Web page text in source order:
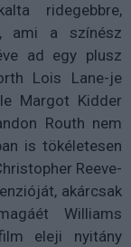
ridegebbre,
ami a színész
ad egy plusz
Lois Lane-je
Margot Kidder
Routh nem
is tökéletesen
Reeve-
akárcsak
Williams
eleji nyitány